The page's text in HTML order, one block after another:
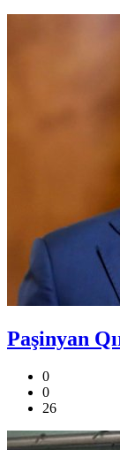
Paşinyan
0
0
26